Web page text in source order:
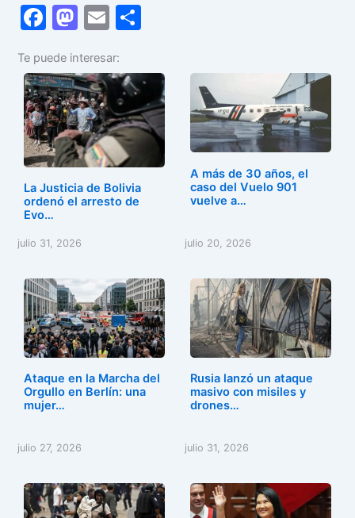
F
c
e
b
o
o
k
M
st
o
d
o
n
E
ai
l
m
p
ar
tir
Te puede interesar:
La Justicia de Bolivia
ordenó el arresto de
Evo…
julio 31, 2026
A más de 30 años, el
caso del Vuelo 901
vuelve a…
julio 20, 2026
Ataque en la Marcha del
Orgullo en Berlín: una
mujer…
julio 27, 2026
Rusia lanzó un ataque
masivo con misiles y
drones…
julio 31, 2026